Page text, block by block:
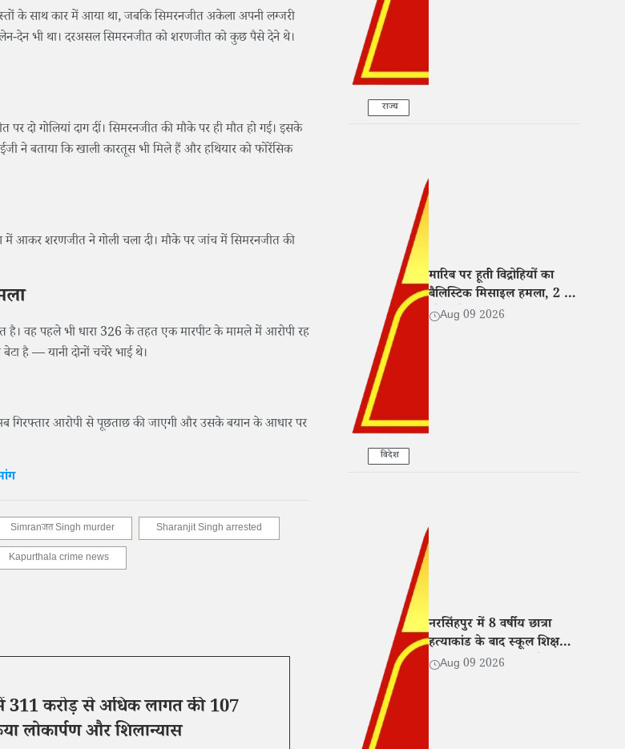
के साथ कार में आया था, जबकि सिमरनजीत अकेला अपनी लग्जरी
देन भी था। दरअसल सिमरनजीत को शरणजीत को कुछ पैसे देने थे।
दो गोलियां दाग दीं। सिमरनजीत की मौके पर ही मौत हो गई। इसके
ने बताया कि खाली कारतूस भी मिले हैं और हथियार को फोरेंसिक
में आकर शरणजीत ने गोली चला दी। मौके पर जांच में सिमरनजीत की
है। वह पहले भी धारा 326 के तहत एक मारपीट के मामले में आरोपी रह
है — यानी दोनों चचेरे भाई थे।
आरोपी से पूछताछ की जाएगी और उसके बयान के आधार पर
Simranजत Singh murder
Sharanjit Singh arrested
Kapurthala crime news
में 311 करोड़ से अधिक लागत की 107
लोकार्पण और शिलान्यास
राज्य
विदेश
मारिब पर हूती विद्रोहियों का
बैलिस्टिक मिसाइल हमला, 2 की
मौत और 14 घायल
Aug 09 2026
नरसिंहपुर में 8 वर्षीय छात्रा
हत्याकांड के बाद स्कूल शिक्षक
निलंबित, प्रधानपाठक और कक्षा
Aug 09 2026